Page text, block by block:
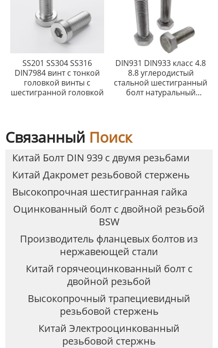
SS201 SS304 SS316
DIN7984 винт с тонкой
головкой винты с
шестигранной головкой
DIN931 DIN933 класс 4.8
8.8 углеродистый
стальной шестигранный
болт натуральный
Связанный Поиск
Китай Болт DIN 939 с двумя резьбами
Китай Дакромет резьбовой стержень
Высокопрочная шестигранная гайка
Оцинкованный болт с двойной резьбой
BSW
Производитель фланцевых болтов из
нержавеющей стали
Китай горячеоцинкованный болт с
двойной резьбой
Высокопрочный трапециевидный
резьбовой стержень
Китай Электрооцинкованный
резьбовой стержнь